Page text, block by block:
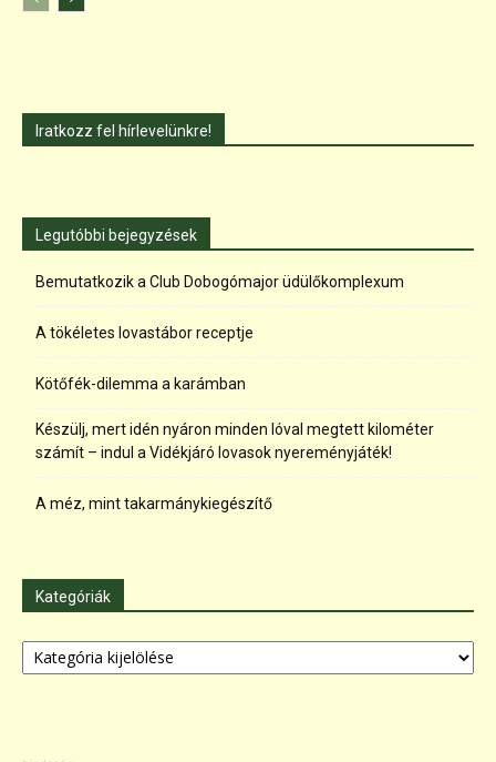
Iratkozz fel hírlevelünkre!
Legutóbbi bejegyzések
Bemutatkozik a Club Dobogómajor üdülőkomplexum
A tökéletes lovastábor receptje
Kötőfék-dilemma a karámban
Készülj, mert idén nyáron minden lóval megtett kilométer
számít – indul a Vidékjáró lovasok nyereményjáték!
A méz, mint takarmánykiegészítő
Kategóriák
Kategóriák